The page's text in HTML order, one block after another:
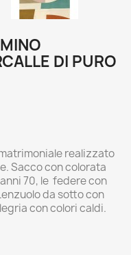
DI PURO
realizzato
Sacco con colorata
70, le federe con
da sotto con
con colori caldi.